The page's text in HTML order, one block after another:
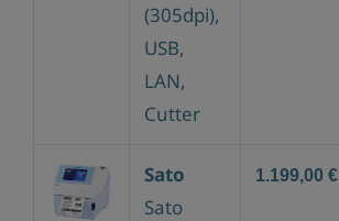
(305dpi),
USB,
LAN,
Cutter
Sato
Sato
1.199,00 €